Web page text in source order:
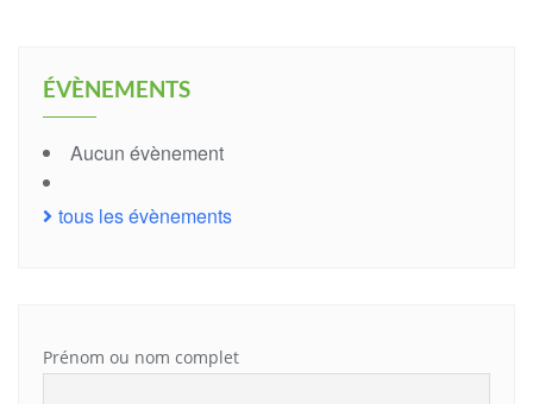
ÉVÈNEMENTS
Aucun évènement
tous les évènements
Prénom ou nom complet